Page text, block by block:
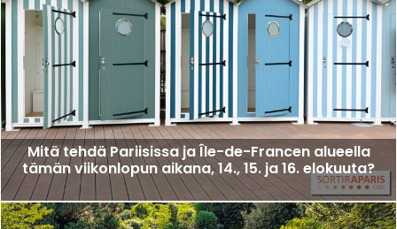
Mitä tehdä Pariisissa ja Île-de-Francen alueella
tämän viikonlopun aikana, 14., 15. ja 16. elokuuta?